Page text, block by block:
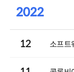
2022
12 소프트